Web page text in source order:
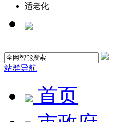
适老化
站群导航
首页